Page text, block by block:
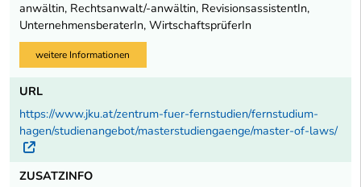
anwältin, Rechtsanwalt/-anwältin, RevisionsassistentIn,
UnternehmensberaterIn, WirtschaftsprüferIn
weitere Informationen
URL
https://www.jku.at/zentrum-fuer-fernstudien/fernstudium-
hagen/studienangebot/masterstudiengaenge/master-of-laws/
Externer Link
ZUSATZINFO